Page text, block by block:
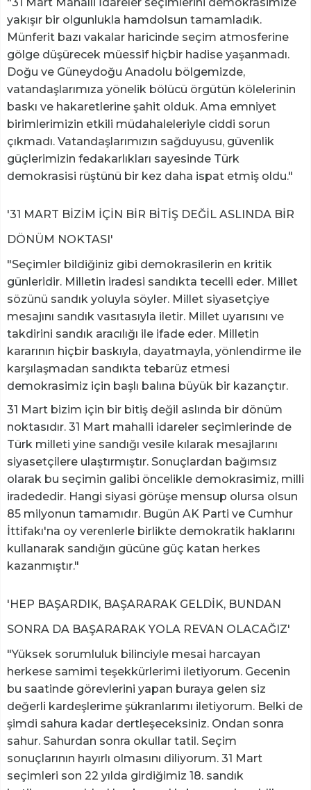
"31 Mart Mahalli İdareler seçimlerini demokrasimize
yakışır bir olgunlukla hamdolsun tamamladık.
Münferit bazı vakalar haricinde seçim atmosferine
gölge düşürecek müessif hiçbir hadise yaşanmadı.
Doğu ve Güneydoğu Anadolu bölgemizde,
vatandaşlarımıza yönelik bölücü örgütün kölelerinin
baskı ve hakaretlerine şahit olduk. Ama emniyet
birimlerimizin etkili müdahaleleriyle ciddi sorun
çıkmadı. Vatandaşlarımızın sağduyusu, güvenlik
güçlerimizin fedakarlıkları sayesinde Türk
demokrasisi rüştünü bir kez daha ispat etmiş oldu."
'31 MART BİZİM İÇİN BİR BİTİŞ DEĞİL ASLINDA BİR
DÖNÜM NOKTASI'
"Seçimler bildiğiniz gibi demokrasilerin en kritik
günleridir. Milletin iradesi sandıkta tecelli eder. Millet
sözünü sandık yoluyla söyler. Millet siyasetçiye
mesajını sandık vasıtasıyla iletir. Millet uyarısını ve
takdirini sandık aracılığı ile ifade eder. Milletin
kararının hiçbir baskıyla, dayatmayla, yönlendirme ile
karşılaşmadan sandıkta tebarüz etmesi
demokrasimiz için başlı balına büyük bir kazançtır.
31 Mart bizim için bir bitiş değil aslında bir dönüm
noktasıdır. 31 Mart mahalli idareler seçimlerinde de
Türk milleti yine sandığı vesile kılarak mesajlarını
siyasetçilere ulaştırmıştır. Sonuçlardan bağımsız
olarak bu seçimin galibi öncelikle demokrasimiz, milli
iradededir. Hangi siyasi görüşe mensup olursa olsun
85 milyonun tamamıdır. Bugün AK Parti ve Cumhur
İttifakı'na oy verenlerle birlikte demokratik haklarını
kullanarak sandığın gücüne güç katan herkes
kazanmıştır."
'HEP BAŞARDIK, BAŞARARAK GELDİK, BUNDAN
SONRA DA BAŞARARAK YOLA REVAN OLACAĞIZ'
"Yüksek sorumluluk bilinciyle mesai harcayan
herkese samimi teşekkürlerimi iletiyorum. Gecenin
bu saatinde görevlerini yapan buraya gelen siz
değerli kardeşlerime şükranlarımı iletiyorum. Belki de
şimdi sahura kadar dertleşeceksiniz. Ondan sonra
sahur. Sahurdan sonra okullar tatil. Seçim
sonuçlarının hayırlı olmasını diliyorum. 31 Mart
seçimleri son 22 yılda girdiğimiz 18. sandık